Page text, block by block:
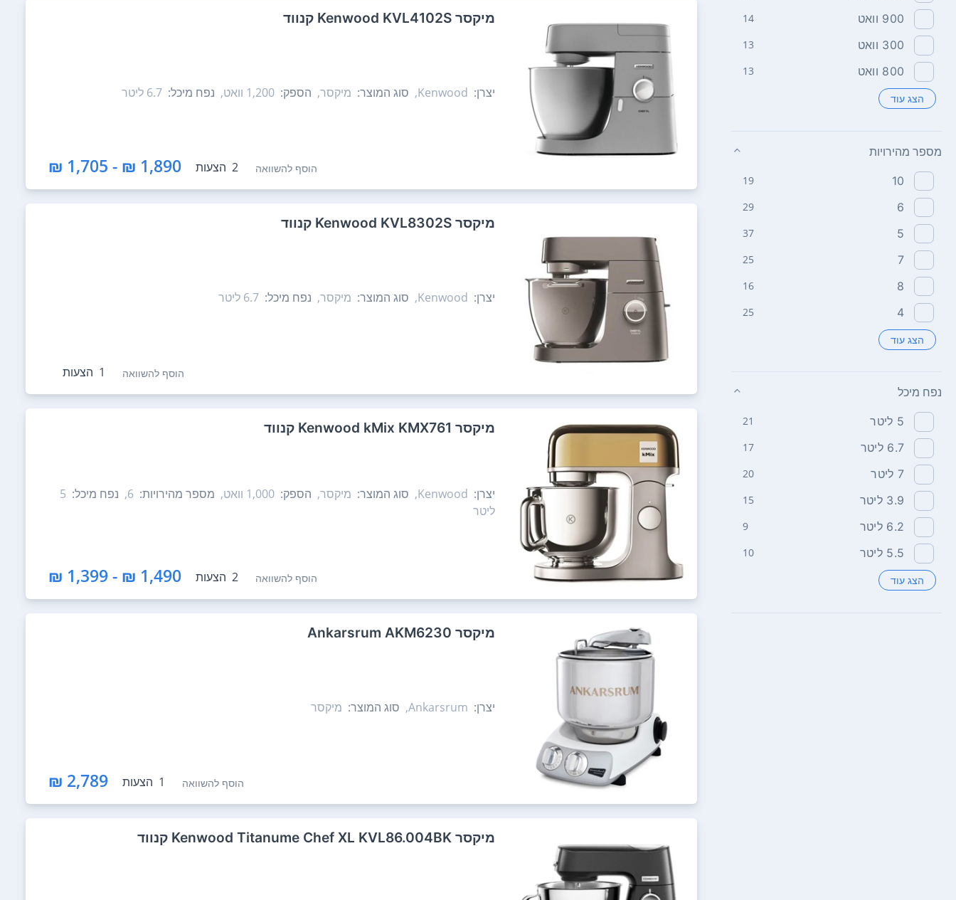
900‏ וואט 14
300‏ וואט 13
800‏ וואט 13
הצג עוד
מספר מהירויות
10
19
6
29
5
37
7
25
8
16
4
25
הצג עוד
נפח מיכל
5‏ ליטר 21
6.7‏ ליטר 17
7‏ ליטר 20
3.9‏ ליטר 15
6.2‏ ליטר 9
5.5‏ ליטר 10
הצג עוד
‏מיקסר Kenwood KVL4102S קנווד
יצרן: Kenwood, סוג המוצר: מיקסר, הספק: 1,200‏ וואט, נפח מיכל: 6.7‏ ליטר
הוסף להשוואה 2 הצעות 1,890 ₪ - 1,705 ₪
‏מיקסר Kenwood KVL8302S קנווד
יצרן: Kenwood, סוג המוצר: מיקסר, נפח מיכל: 6.7‏ ליטר
הוסף להשוואה 1 הצעות
‏מיקסר Kenwood kMix KMX761 קנווד
יצרן: Kenwood, סוג המוצר: מיקסר, הספק: 1,000‏ וואט, מספר מהירויות: 6, נפח מיכל:
ליטר
הוסף להשוואה 2 הצעות 1,490 ₪ - 1,399 ₪
‏מיקסר Ankarsrum AKM6230
יצרן: Ankarsrum, סוג המוצר: מיקסר
הוסף להשוואה 1 הצעות 2,789 ₪
‏מיקסר Kenwood Titanume Chef XL KVL86.004BK קנווד